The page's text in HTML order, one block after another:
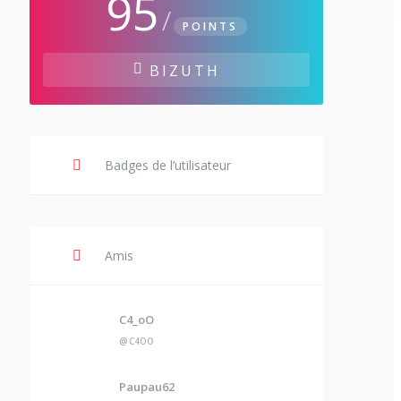
/ POINTS
BIZUTH
Badges de l’utilisateur
Amis
C4_oO
@C4OO
Paupau62